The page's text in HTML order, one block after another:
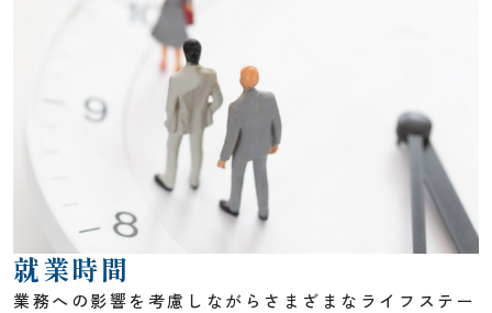
就業時間
業務への影響を考慮しながらさまざまなライフステー